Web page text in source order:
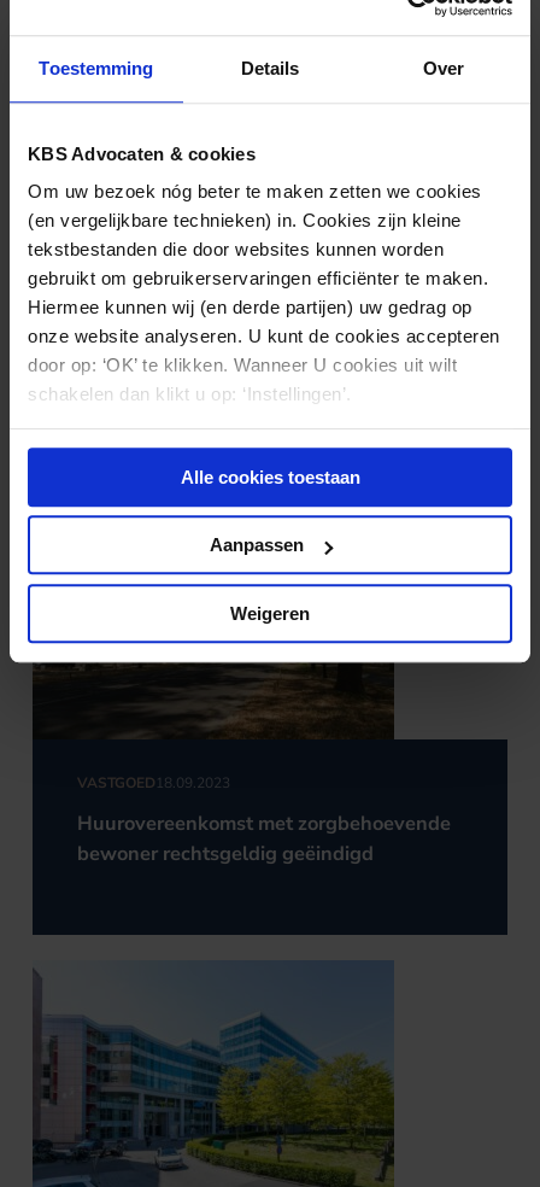
Toestemming Details Over
KBS Advocaten & cookies
Om uw bezoek nóg beter te maken zetten we cookies
(en vergelijkbare technieken) in. Cookies zijn kleine
tekstbestanden die door websites kunnen worden
gebruikt om gebruikerservaringen efficiënter te maken.
Hiermee kunnen wij (en derde partijen) uw gedrag op
onze website analyseren. U kunt de cookies accepteren
door op: ‘OK’ te klikken. Wanneer U cookies uit wilt
schakelen dan klikt u op: ‘Instellingen’.
Alle cookies toestaan
Aanpassen
Weigeren
12.04.2024
Modelhuurcontracten ROZ op last van
ACM aangepast
VASTGOED18.09.2023
Huurovereenkomst met zorgbehoevende
bewoner rechtsgeldig geëindigd